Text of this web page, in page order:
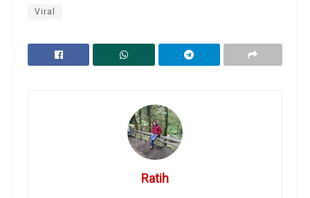
Viral
Ratih